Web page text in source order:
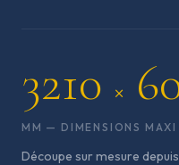
3210 ×
MM — DIMENSIONS MAXI
Découpe sur mesure